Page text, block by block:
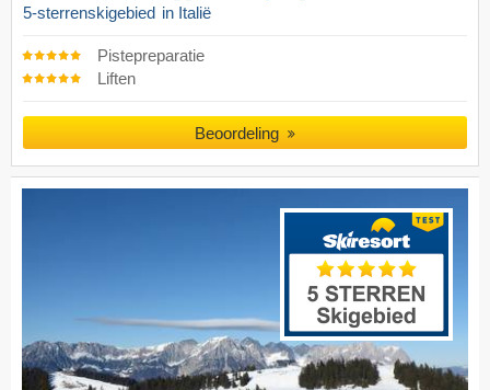
5-sterrenskigebied in Italië
Pistepreparatie
Liften
Beoordeling